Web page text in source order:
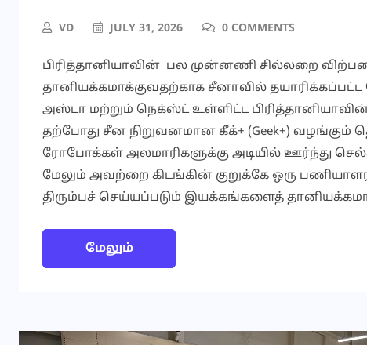
VD JULY 31, 2026 0 COMMENTS
பிரித்தானியாவின் பல முன்னணி சில்லறை
தானியக்கமாக்குவதற்காக சீனாவில்
அஸ்டா மற்றும் நெக்ஸ்ட் உள்ளிட்ட
தற்போது சீன நிறுவனமான கீக்+ (Geek+)
ரோபோக்கள் அலமாரிகளுக்கு அடியில் ஊர்ந்து
மேலும் அவற்றை கிடங்கின் குறுக்கே ஒரு
திரும்பச் செய்யப்படும் இயக்கங்களைத்
மேலும்